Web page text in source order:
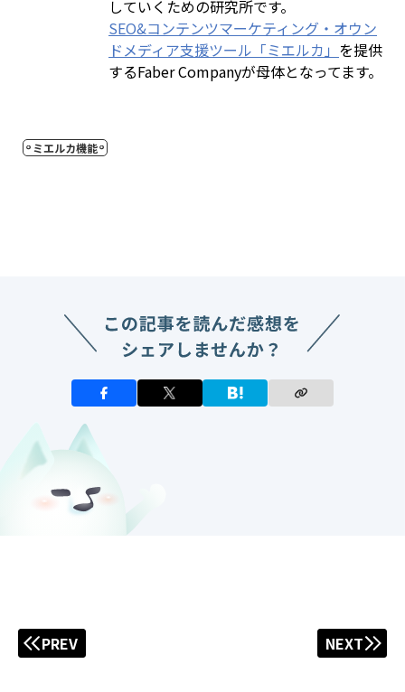
していくための研究所です。
SEO&コンテンツマーケティング・オウン
ドメディア支援ツール「ミエルカ」 を提供
するFaber Companyが母体となってます。
ミエルカ機能
PREV NEXT